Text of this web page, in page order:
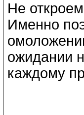
Не
Именно
ожидании
каждому